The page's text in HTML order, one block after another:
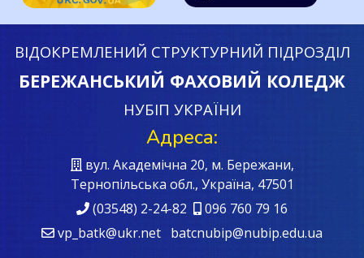
ВІДОКРЕМЛЕНИЙ СТРУКТУРНИЙ ПІДРОЗДІЛ
БЕРЕЖАНСЬКИЙ ФАХОВИЙ КОЛЕДЖ
НУБІП УКРАЇНИ
Адреса:
вул. Академічна 20, м. Бережани,
Тернопільська обл., Україна, 47501
(03548) 2-24-82
096 760 79 16
vp_batk@ukr.net batcnubip@nubip.edu.ua